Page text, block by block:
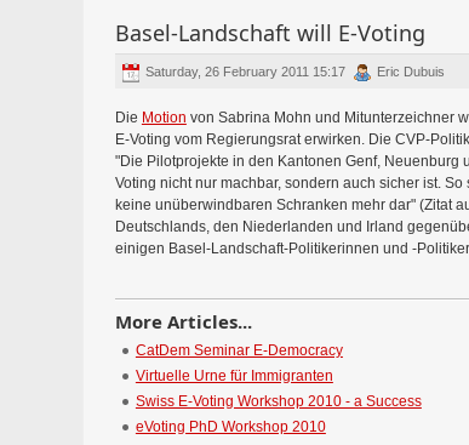
Basel-Landschaft will E-Voting
Saturday, 26 February 2011 15:17 Eric Dubuis
Die Motion von Sabrina Mohn und Mitunterzeichner
E-Voting vom Regierungsrat erwirken. Die CVP-
"Die Pilotprojekte in den Kantonen Genf, Neuenburg
Voting nicht nur machbar, sondern auch sicher ist.
keine unüberwindbaren Schranken mehr dar" (Zitat
Deutschlands, den Niederlanden und Irland
einigen Basel-Landschaft-Politikerinnen und -
More Articles...
CatDem Seminar E-Democracy
Virtuelle Urne für Immigranten
Swiss E-Voting Workshop 2010 - a Success
eVoting PhD Workshop 2010